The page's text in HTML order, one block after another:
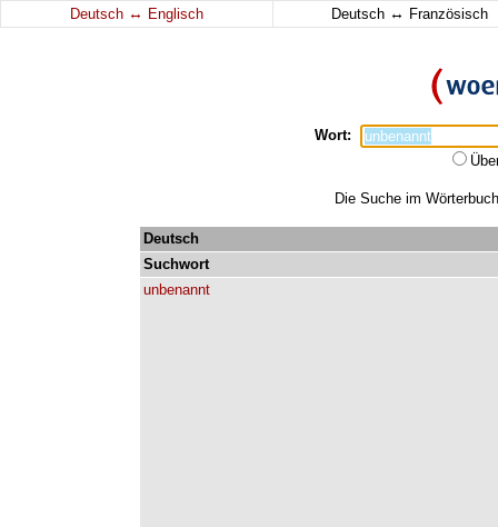
Deutsch ↔ Englisch Deutsch ↔ Französisch
Wort:
Die Suche im
Deutsch
Suchwort
unbenannt